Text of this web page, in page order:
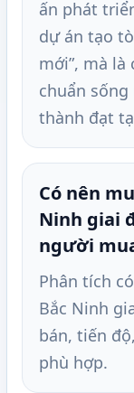
ấn phát
dự án tạo
mới”, mà
chuẩn
thành đạt
Có nên
Ninh giai
người
Phân tích
Bắc Ninh
bán, tiến độ,
phù hợp.